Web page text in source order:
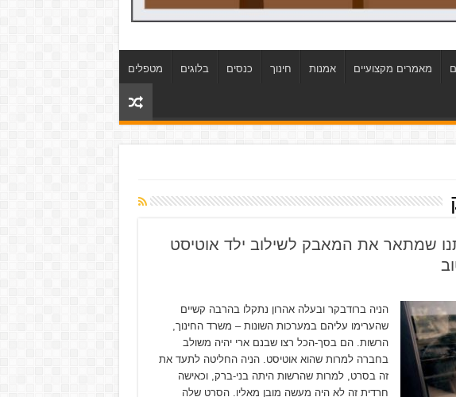
מאמרים מקצועיים אמנות חינוך כנסים בלוגים מטפלים
שמתאר את המאבק לשילוב ילד אוטיסט
הניה ברודבקר ובעלה אהרון נתקלו בהרבה קשיים
שהערימו עליהם במערכות השונות – משרד החינוך,
הרשות. הם בסך-הכל רצו שבנם ארי יהיה משולב
בחברה למרות שהוא אוטיסט. הניה החליטה לתעד את
זה בסרט, למרות שהרשות היתה בני-ברק, וכאישה
חרדית זה לא היה מעשה מובן מאליו. הסרט שלה